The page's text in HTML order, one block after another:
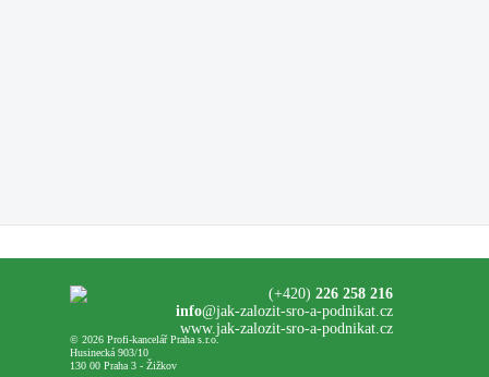
© 2026 Profi-kancelář Praha s.r.o.
Husinecká 903/10
130 00 Praha 3 - Žižkov
(+420) 226 258 216
info@jak-zalozit-sro-a-podnikat.cz
www.jak-zalozit-sro-a-podnikat.cz